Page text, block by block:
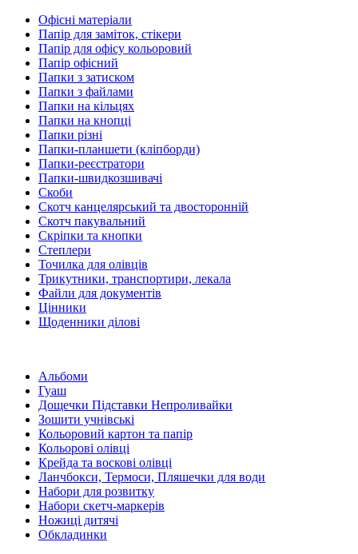
Офісні матеріали
Папір для заміток, стікери
Папір для офісу кольоровий
Папір офісний
Папки з затиском
Папки з файлами
Папки на кільцях
Папки на кнопці
Папки різні
Папки-планшети (кліпборди)
Папки-реєстратори
Папки-швидкозшивачі
Скоби
Скотч канцелярський та двосторонній
Скотч пакувальний
Скріпки та кнопки
Степлери
Точилка для олівців
Трикутники, транспортири, лекала
Файли для документів
Цінники
Щоденники ділові
Альбоми
Гуаш
Дощечки Підставки Непроливайки
Зошити учнівські
Кольоровий картон та папір
Кольорові олівці
Крейда та воскові олівці
Ланчбокси, Термоси, Пляшечки для води
Набори для розвитку
Набори скетч-маркерів
Ножиці дитячі
Обкладинки